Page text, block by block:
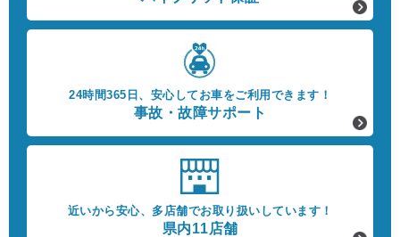
24時間365日、 安心してお車をご利用できます！
事故・故障サポート
近いから安心、 多店舗でお取り扱いしています！
県内11店舗